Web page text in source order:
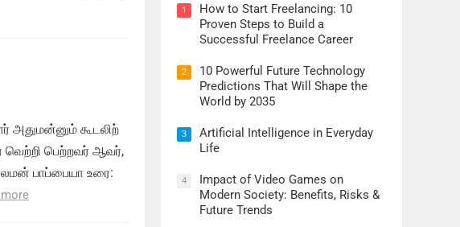
அதுமன்னும் கூடலிற்
வெற்றி பெற்றவர் ஆவர்,
பாப்பையா உரை:
1
How to Start Freelancing: 10
Proven Steps to Build a
Successful Freelance Career
2
10 Powerful Future Technology
Predictions That Will Shape the
World by 2035
3
Artificial Intelligence in Everyday
Life
4
Impact of Video Games on
Modern Society: Benefits, Risks &
Future Trends